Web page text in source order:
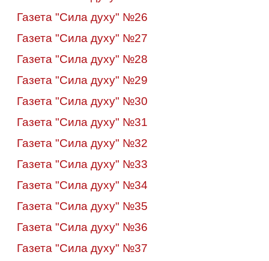
Газета "Сила духу" №26
Газета "Сила духу" №27
Газета "Сила духу" №28
Газета "Сила духу" №29
Газета "Сила духу" №30
Газета "Сила духу" №31
Газета "Сила духу" №32
Газета "Сила духу" №33
Газета "Сила духу" №34
Газета "Сила духу" №35
Газета "Сила духу" №36
Газета "Сила духу" №37